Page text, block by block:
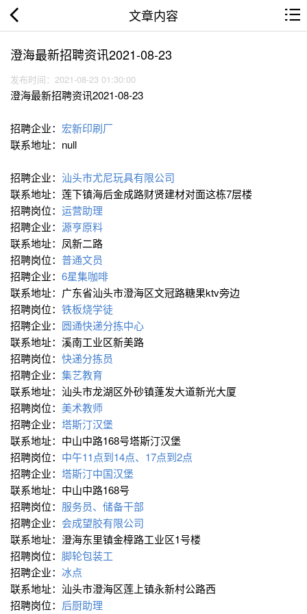
文章内容
澄海最新招聘资讯2021-08-23
发布时间：2021-08-23 01:30:00
澄海最新招聘资讯2021-08-23
招聘企业： 宏新印刷厂
联系地址：null
招聘企业： 汕头市尤尼玩具有限公司
联系地址：莲下镇海后金成路财贤建材对面这栋7层楼
招聘岗位： 运营助理
招聘企业： 源亨原料
联系地址：凤新二路
招聘岗位： 普通文员
招聘企业： 6星集咖啡
联系地址：广东省汕头市澄海区文冠路糖果ktv旁边
招聘岗位： 铁板烧学徒
招聘企业： 圆通快递分拣中心
联系地址：溪南工业区新美路
招聘岗位： 快递分拣员
招聘企业： 集艺教育
联系地址：汕头市龙湖区外砂镇蓬发大道新光大厦
招聘岗位： 美术教师
招聘企业： 塔斯汀汉堡
联系地址：中山中路168号塔斯汀汉堡
招聘岗位： 中午11点到14点、17点到2点
招聘企业： 塔斯汀中国汉堡
联系地址：中山中路168号
招聘岗位： 服务员、储备干部
招聘企业： 会成望胶有限公司
联系地址：澄海东里镇金樟路工业区1号楼
招聘岗位： 脚轮包装工
招聘企业： 冰点
联系地址：汕头市澄海区莲上镇永新村公路西
招聘岗位： 后厨助理